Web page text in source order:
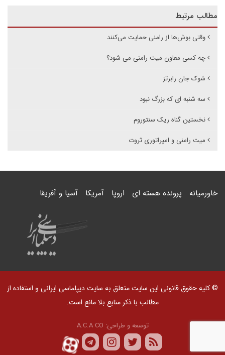
مطالب مرتبط
وقتی بوش‌ها از رامنی حمایت می‌کنند
چه کسی معاون میت رامنی می شود؟
شوک جان رابرتز
سه شنبه ای که بزرگ نبود
نخستین گناه ریک سنتوروم
میت رامنی و امپراتوری ثروت
خاورمیانه پرونده هسته ای اروپا آمریکا آسیا و آفریقا
© کلیه حقوق قانونی این سایت متعلق به سایت دیپلماسی ایرانی و استفاده از
مطالب با ذکر منابع بلا مانع است.
توسعه و طراحی: A.C.A CO